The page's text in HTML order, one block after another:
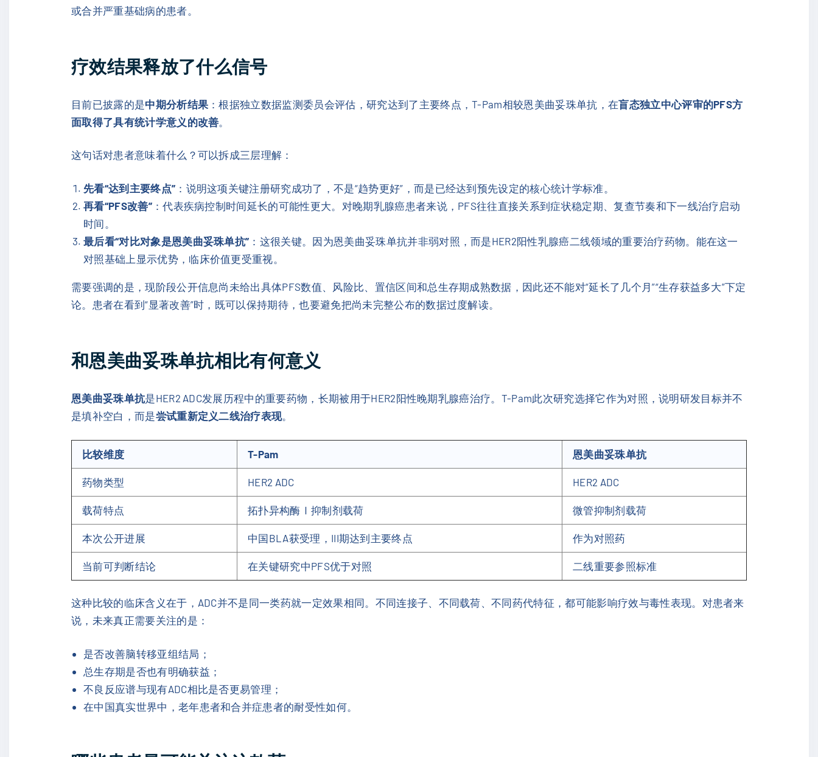
或合并严重基础病的患者。
疗效结果释放了什么信号
目前已披露的是中期分析结果 ：根据独立数据监测委员会评估，研究达到了主要终点，T-Pam相较恩美曲妥珠单抗，在盲态独立中心评审的PFS方
面取得了具有统计学意义的改善
这句话对患者意味着什么？可以拆成三层理解：
先看“达到主要终点” ：说明这项关键注册研究成功了，不是“趋势更好”，而是已经达到预先设定的核心统计学标准。
再看“PFS改善”：代表疾病控制时间延长的可能性更大。对晚期乳腺癌患者来说，PFS往往直接关系到症状稳定期、复查节奏和下一线治疗启动
时间。
最后看“对比对象是恩美曲妥珠单抗” ：这很关键。因为恩美曲妥珠单抗并非弱对照，而是HER2阳性乳腺癌二线领域的重要治疗药物。能在这一
对照基础上显示优势，临床价值更受重视。
需要强调的是，现阶段公开信息尚未给出具体PFS数值、风险比、置信区间和总生存期成熟数据，因此还不能对“延长了几个月”“生存获益多大”下定
论。患者在看到“显著改善”时，既可以保持期待，也要避免把尚未完整公布的数据过度解读。
和恩美曲妥珠单抗相比有何意义
恩美曲妥珠单抗是HER2 ADC发展历程中的重要药物，长期被用于HER2阳性晚期乳腺癌治疗。T-Pam此次研究选择它作为对照，说明研发目标并不
是填补空白，而是尝试重新定义二线治疗表现。
比较维度 T-Pam 恩美曲妥珠单抗
药物类型 HER2 ADC HER2 ADC
载荷特点 拓扑异构酶Ⅰ抑制剂载荷 微管抑制剂载荷
本次公开进展 中国BLA获受理，III期达到主要终点 作为对照药
当前可判断结论 在关键研究中PFS优于对照 二线重要参照标准
这种比较的临床含义在于，ADC并不是同一类药就一定效果相同。不同连接子、不同载荷、不同药代特征，都可能影响疗效与毒性表现。对患者来
说，未来真正需要关注的是：
是否改善脑转移亚组结局；
总生存期是否也有明确获益；
不良反应谱与现有ADC相比是否更易管理；
在中国真实世界中，老年患者和合并症患者的耐受性如何。